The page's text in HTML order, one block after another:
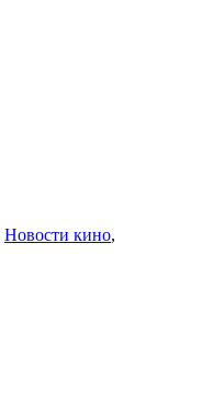
Новости кино,